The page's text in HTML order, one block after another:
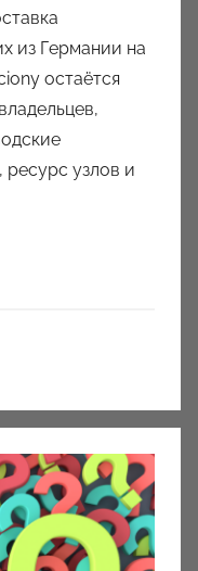
из Германии на
остаётся
ресурс узлов и